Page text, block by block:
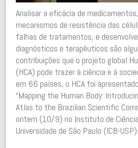
Analisar a eficácia de
mecanismos de resistência das
falhas de tratamentos, e
diagnósticos e terapêuticos são
contribuições que o projeto global
(HCA) pode trazer à ciência e à
em 66 países, o HCA foi
“Mapping the Human Body:
Atlas to the Brazilian Scientific
ontem (10/9) no Instituto de
Universidade de São Paulo (ICB-USP).